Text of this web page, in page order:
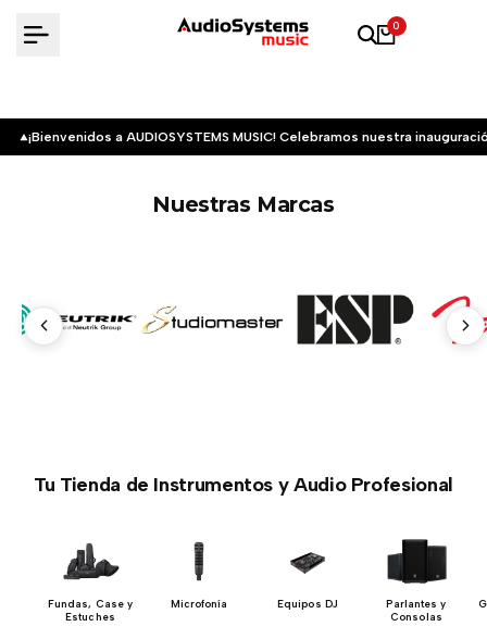
0
¡Bienvenidos a AUDIOSYSTEMS MUSIC! Celebramos nuestra
Nuestras Marcas
Tu Tienda de Instrumentos y Audio Profesional
Fundas, Case y
Estuches
Microfonía Equipos DJ
Parlantes y
Consolas